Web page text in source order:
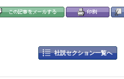
社説セクション一覧へ